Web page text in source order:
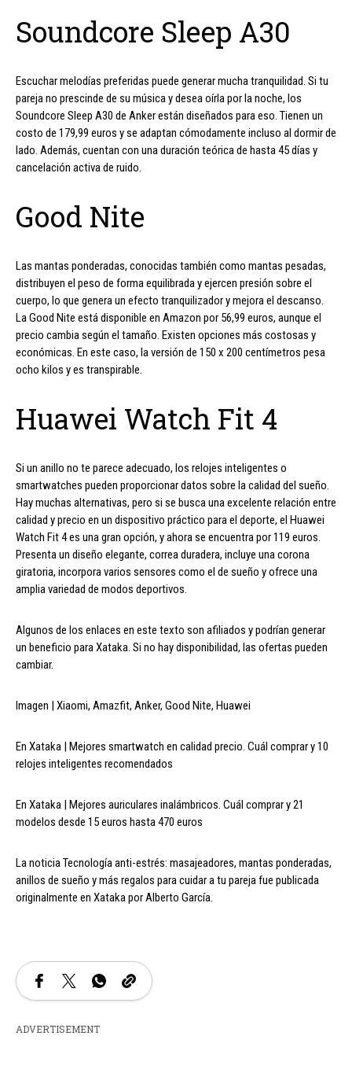
Soundcore Sleep A30
Escuchar melodías preferidas puede generar mucha tranquilidad. Si tu
pareja no prescinde de su música y desea oírla por la noche, los
Soundcore Sleep A30 de Anker están diseñados para eso. Tienen un
costo de 179,99 euros y se adaptan cómodamente incluso al dormir de
lado. Además, cuentan con una duración teórica de hasta 45 días y
cancelación activa de ruido.
Good Nite
Las mantas ponderadas, conocidas también como mantas pesadas,
distribuyen el peso de forma equilibrada y ejercen presión sobre el
cuerpo, lo que genera un efecto tranquilizador y mejora el descanso.
La Good Nite está disponible en Amazon por 56,99 euros, aunque el
precio cambia según el tamaño. Existen opciones más costosas y
económicas. En este caso, la versión de 150 x 200 centímetros pesa
ocho kilos y es transpirable.
Huawei Watch Fit 4
Si un anillo no te parece adecuado, los relojes inteligentes o
smartwatches pueden proporcionar datos sobre la calidad del sueño.
Hay muchas alternativas, pero si se busca una excelente relación entre
calidad y precio en un dispositivo práctico para el deporte, el Huawei
Watch Fit 4 es una gran opción, y ahora se encuentra por 119 euros.
Presenta un diseño elegante, correa duradera, incluye una corona
giratoria, incorpora varios sensores como el de sueño y ofrece una
amplia variedad de modos deportivos.
Algunos de los enlaces en este texto son afiliados y podrían generar
un beneficio para Xataka. Si no hay disponibilidad, las ofertas pueden
cambiar.
Imagen | Xiaomi, Amazfit, Anker, Good Nite, Huawei
En Xataka | Mejores smartwatch en calidad precio. Cuál comprar y 10
relojes inteligentes recomendados
En Xataka | Mejores auriculares inalámbricos. Cuál comprar y 21
modelos desde 15 euros hasta 470 euros
La noticia Tecnología anti-estrés: masajeadores, mantas ponderadas,
anillos de sueño y más regalos para cuidar a tu pareja fue publicada
originalmente en Xataka por Alberto García.
ADVERTISEMENT